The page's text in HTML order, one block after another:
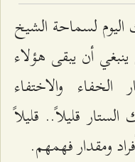
لسماحة الشيخ
أن يبقى هؤلاء
الخفاء والاختفاء
الستار قليلاً.. قليلاً
ومقدار فهمهم.